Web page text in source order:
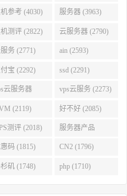
参考 (4030) 服务器 (3963)
测评 (2822) 云服务器 (2790)
务 (2771) ain (2593)
宝 (2292) ssd (2291)
云服务器 vps云服务 (2273)
(2119) 好不好 (2085)
测评 (2018) 服务器产品
(1938)
码 (1815) CN2 (1796)
矶 (1748) php (1710)